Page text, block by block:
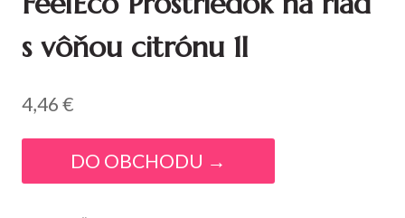
s vôňou citrónu 1l
4,46€
DO OBCHODU →